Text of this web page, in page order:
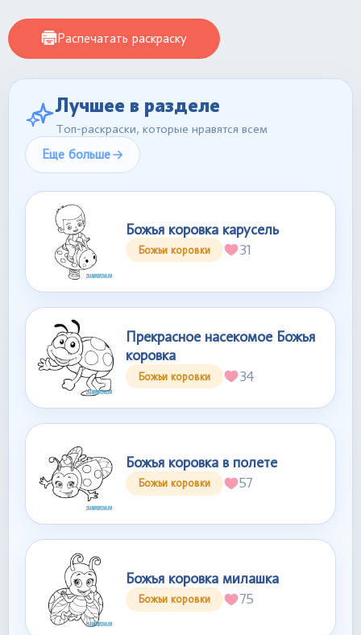
Распечатать раскраску
Лучшее в разделе
Топ-раскраски, которые нравятся всем
Еще больше
Божья коровка карусель
Божьи коровки 31
Прекрасное насекомое Божья
коровка
Божьи коровки 34
Божья коровка в полете
Божьи коровки 57
Божья коровка милашка
Божьи коровки 75